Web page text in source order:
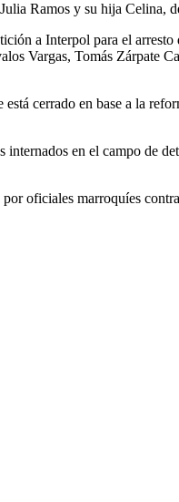
Ramos y su hija Celina,
a Interpol para el arresto
Vargas, Tomás Zárpate
cerrado en base a la
internados en el campo de
oficiales marroquíes